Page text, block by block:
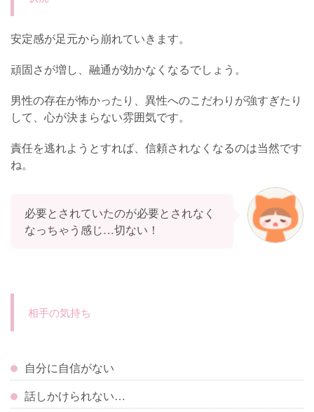
安定感が足元から崩れていきます。
頑固さが増し、融通が効かなくなるでしょう。
男性の存在が怖かったり、異性へのこだわりが強すぎたり
して、心が決まらない雰囲気です。
責任を逃れようとすれば、信頼されなくなるのは当然です
ね。
必要とされていたのが必要とされなく
なっちゃう感じ…切ない！
相手の気持ち
自分に自信がない
話しかけられない…